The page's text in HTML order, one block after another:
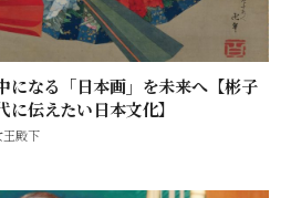
になる「日本画」を未来へ【彬子
伝えたい日本文化】
殿下